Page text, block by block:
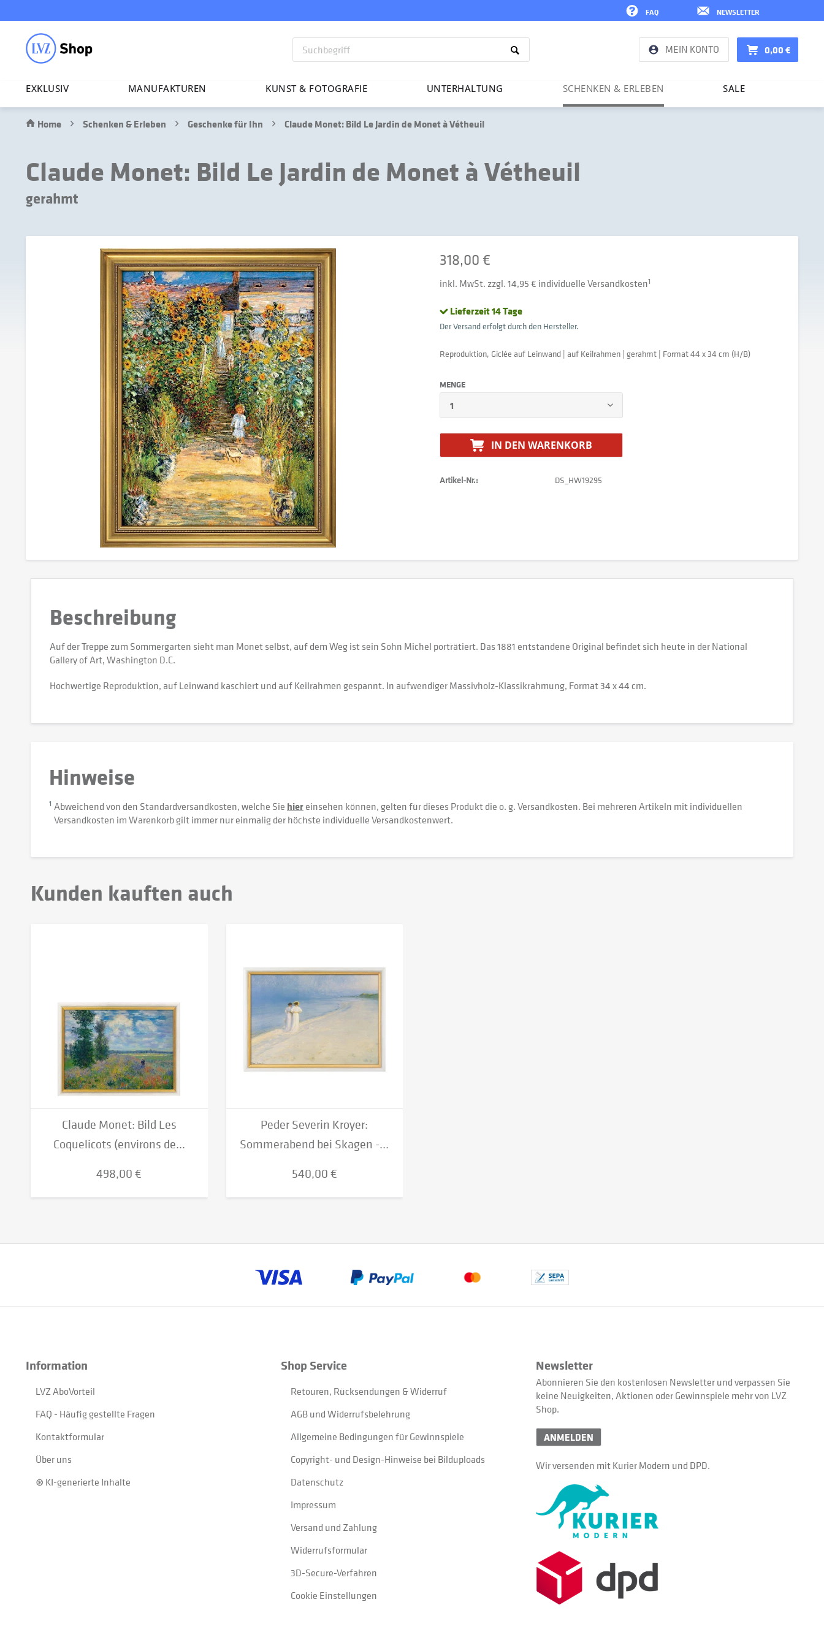
NEWSLETTER
FAQ
MEIN KONTO 0,00 €
EXKLUSIV MANU­FAK­TUREN KUNST & FOTO­GRAFIE UNTER­HAL­TUNG SCHENKEN & ERLEBEN SALE
Home Schenken & Erleben Geschenke für Ihn Claude Monet: Bild Le Jardin de Monet à Vétheuil
Claude Monet: Bild Le Jardin de Monet à Vétheuil
gerahmt
318,00 €
inkl. MwSt. zzgl. 14,95 € individuelle Versandkosten1
Lieferzeit 14 Tage
Der Versand erfolgt durch den Hersteller.
Reproduktion, Giclée auf Leinwand | auf Keilrahmen | gerahmt | Format 44 x 34 cm (H/B)
MENGE
IN DEN WARENKORB
Artikel-Nr.: DS_HW19295
Beschreibung
Auf der Treppe zum Sommergarten sieht man Monet selbst, auf dem Weg ist sein Sohn Michel porträtiert. Das 1881 entstandene Original befindet sich heute in der National
Gallery of Art, Washington D.C.
Hochwertige Reproduktion, auf Leinwand kaschiert und auf Keilrahmen gespannt. In aufwendiger Massivholz-Klassikrahmung, Format 34 x 44 cm.
Hinweise
1 Abweichend von den Standardversandkosten, welche Sie hiereinsehen können, gelten für dieses Produkt die o. g. Versandkosten. Bei mehreren Artikeln mit individuellen
Versandkosten im Warenkorb gilt immer nur einmalig der höchste individuelle Versandkostenwert.
Kunden kauften auch
Claude Monet: Bild Les
Coquelicots (environs de...
498,00 €
Peder Severin Kroyer:
Sommerabend bei Skagen -...
540,00 €
Information
LVZ AboVorteil
FAQ - Häufig gestellte Fragen
Kontaktformular
Über uns
⊛ KI-generierte Inhalte
Shop Service
Retouren, Rücksendungen & Widerruf
AGB und Widerrufsbelehrung
Allgemeine Bedingungen für Gewinnspiele
Copyright- und Design-Hinweise bei Bilduploads
Datenschutz
Impressum
Versand und Zahlung
Widerrufsformular
3D-Secure-Verfahren
Cookie Einstellungen
Newsletter
Abonnieren Sie den kostenlosen Newsletter und verpassen Sie
keine Neuigkeiten, Aktionen oder Gewinnspiele mehr von LVZ
Shop.
ANMELDEN
Wir versenden mit Kurier Modern und DPD.